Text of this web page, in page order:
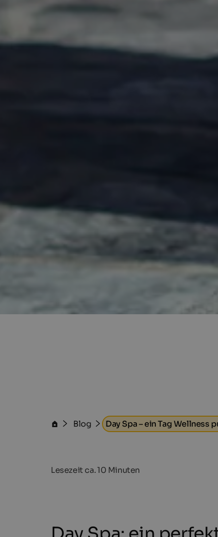
Blog Day Spa – ein Tag Wellness
Lesezeit ca.10 Minuten